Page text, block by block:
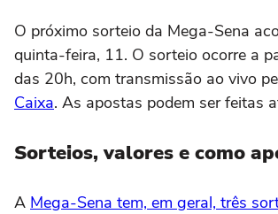
O próximo sorteio da Mega-Sena
quinta-feira, 11. O sorteio ocorre a
das 20h, com transmissão ao vivo
Caixa. As apostas podem ser feitas
Sorteios, valores e como
A Mega-Sena tem, em geral, três